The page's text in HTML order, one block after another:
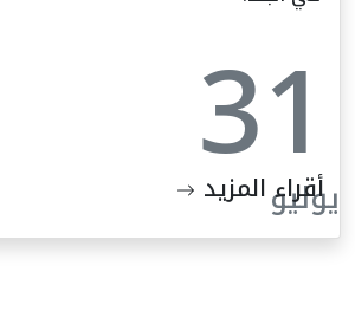
31
يوليو
أقراء المزيد